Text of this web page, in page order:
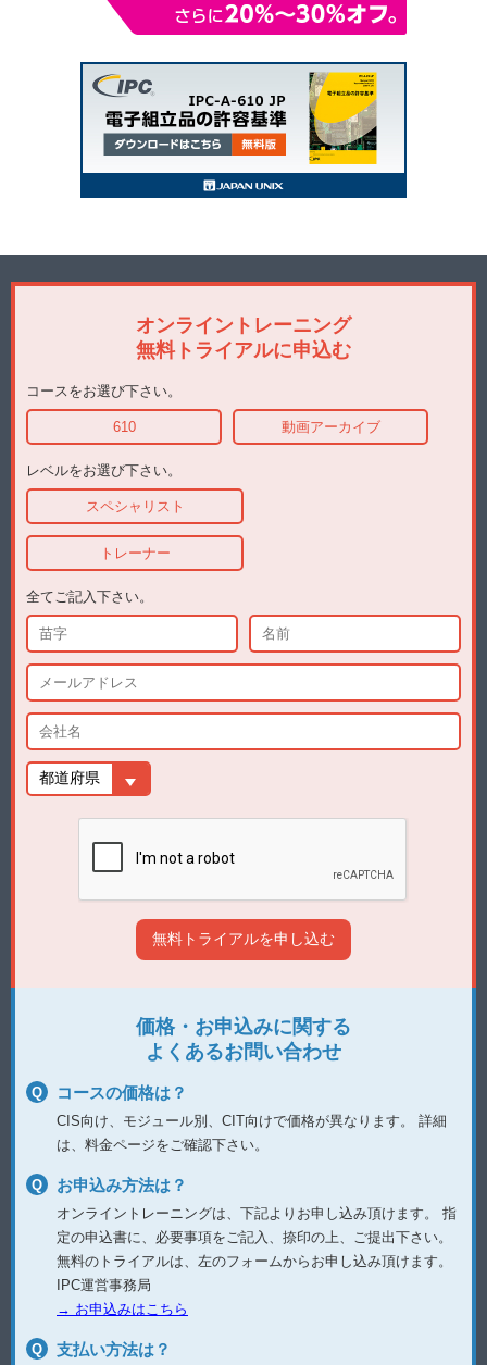
オンライントレーニング
無料トライアルに申込む
コースをお選び下さい。
610 動画アーカイブ
レベルをお選び下さい。
スペシャリスト
トレーナー
全てご記入下さい。
価格・お申込みに関する
よくあるお問い合わせ
コースの価格は？
CIS向け、モジュール別、CIT向けで価格が異なります。
詳細
は、料金ページをご確認下さい。
お申込み方法は？
オンライントレーニングは、下記よりお申し込み頂けます。
指
定の申込書に、必要事項をご記入、捺印の上、ご提出下さい。
無料のトライアルは、左のフォームからお申し込み頂けます。
IPC運営事務局
→ お申込みはこちら
支払い方法は？